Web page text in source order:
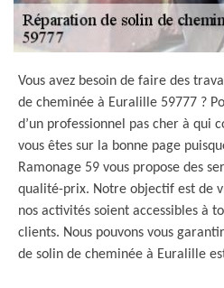
Vous avez besoin de faire des
de cheminée à Euralille 59777 ?
d’un professionnel pas cher à qui
vous êtes sur la bonne page
Ramonage 59 vous propose des
qualité-prix. Notre objectif est de
nos activités soient accessibles à
clients. Nous pouvons vous
de solin de cheminée à Euralille